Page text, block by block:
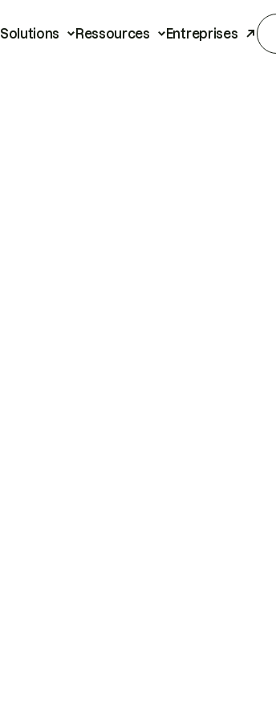
Solutions Ressources Entreprises